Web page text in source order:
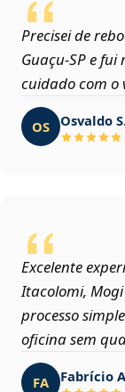
Precisei de
Guaçu‑SP e
cuidado com o
OS Osvaldo
Excelente
Itacolomi, Mogi
processo
oficina sem
FA Fabrício